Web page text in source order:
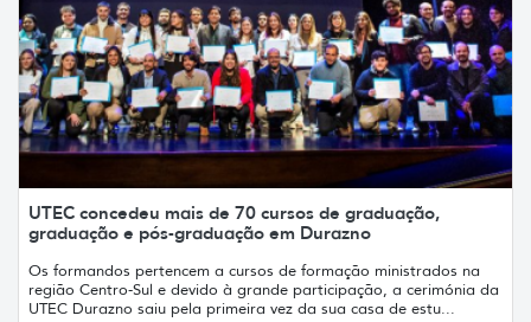
UTEC concedeu mais de 70 cursos de graduação,
graduação e pós-graduação em Durazno
Os formandos pertencem a cursos de formação ministrados na
região Centro-Sul e devido à grande participação, a cerimónia da
UTEC Durazno saiu pela primeira vez da sua casa de estu...